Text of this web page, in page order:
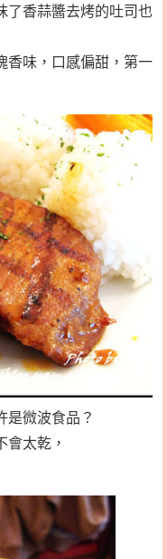
了香蒜醬去烤的吐司也
香味，口感偏甜，第一
是微波食品？
太乾，